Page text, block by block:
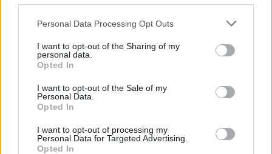
Personal Data Processing Opt Outs
I want to opt-out of the Sharing of my
personal data.
Opted In
I want to opt-out of the Sale of my
Personal Data.
Opted In
I want to opt-out of processing my
Personal Data for Targeted Advertising.
Opted In
ígéretre, amit a cég évek óta halogat
Elektromos
feladta a Boschsal közös önvezető
projektjét